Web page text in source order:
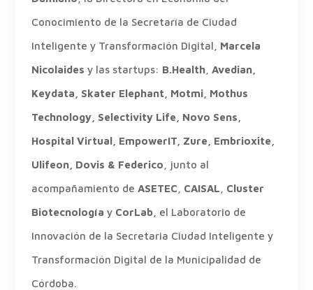
Conocimiento de la Secretaría de Ciudad
Inteligente y Transformación Digital, Marcela
Nicolaides y las startups: B.Health, Avedian,
Keydata, Skater Elephant, Motmi, Mothus
Technology, Selectivity Life, Novo Sens,
Hospital Virtual, EmpowerIT, Zure, Embrioxite,
Ulifeon, Dovis & Federico , junto al
acompañamiento de ASETEC CAISAL
Cluster
Biotecnología yCorLab, el Laboratorio de
Innovación de la Secretaria Ciudad Inteligente y
Transformación Digital de la Municipalidad de
Córdoba.